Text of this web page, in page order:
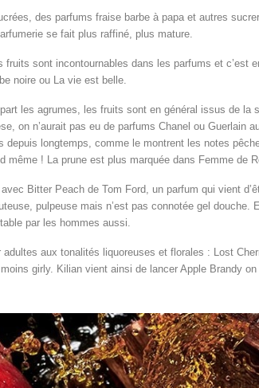
des parfums fraise barbe à papa et autres
se fait plus raffiné, plus mature.
fruits sont incontournables dans les parfums et c’est
noire ou La vie est belle.
part les agrumes, les fruits sont en général issus de
on n’aurait pas eu de parfums Chanel ou Guerlain
longtemps, comme le montrent les notes
même ! La prune est plus marquée dans Femme de
Bitter Peach de Tom Ford, un parfum qui vient
pulpeuse mais n’est pas connotée gel douche.
par les hommes aussi.
aux tonalités liquoreuses et florales : Lost
girly. Kilian vient ainsi de lancer Apple Brandy